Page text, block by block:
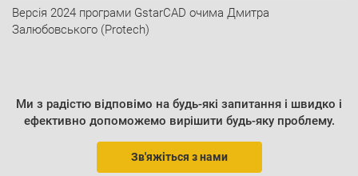
Версія 2024 програми GstarCAD очима Дмитра
Залюбовського (Protech)
Ми з радістю відповімо на будь-які запитання і швидко і
ефективно допоможемо вирішити будь-яку проблему.
Зв'яжіться з нами